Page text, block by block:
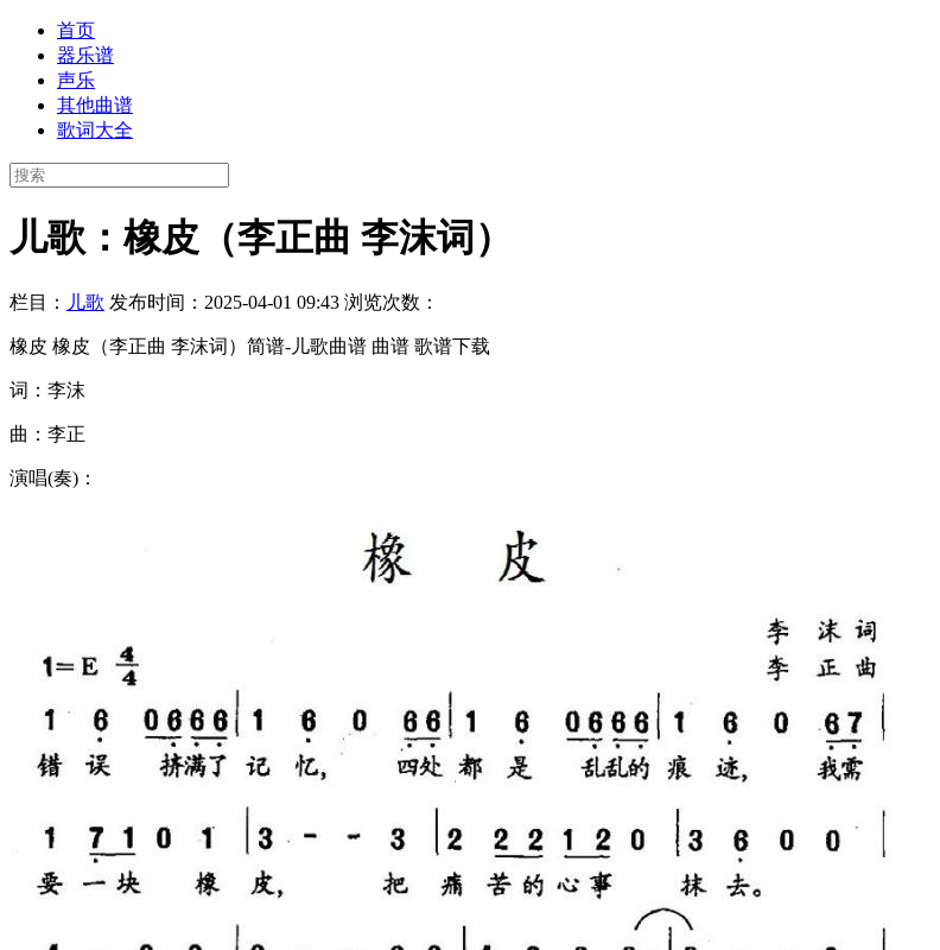
首页
器乐谱
声乐
其他曲谱
歌词大全
儿歌：橡皮（李正曲 李沫词）
栏目： 儿歌 发布时间：2025-04-01 09:43 浏览次数：
橡皮 橡皮（李正曲 李沫词）简谱-儿歌曲谱 曲谱 歌谱下载
词：李沫
曲：李正
演唱(奏)：